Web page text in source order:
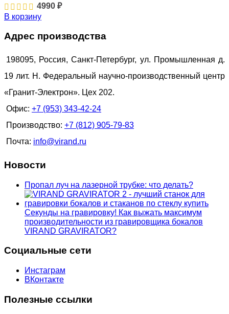
4990 ₽
В корзину
Адрес производства
198095, Россия, Санкт-Петербург, ул. Промышленная д.
19 лит. Н. Федеральный научно-производственный центр
«Гранит-Электрон». Цех 202.
Офис: +7 (953) 343-42-24
Производство: +7 (812) 905-79-83
Почта: info@virand.ru
Новости
Пропал луч на лазерной трубке: что делать?
Секунды на гравировку! Как выжать максимум
производительности из гравировщика бокалов
VIRAND GRAVIRATOR?
Социальные сети
Инстаграм
ВКонтакте
Полезные ссылки